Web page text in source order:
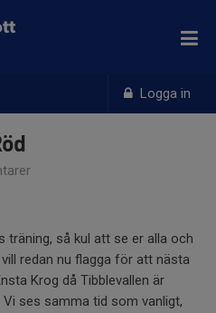
Logga in
träning, så kul att se er alla och
redan nu flagga för att nästa
Krog då Tibblevallen är
ses samma tid som vanligt,